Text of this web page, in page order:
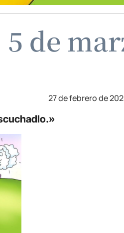
de
27 de febrero de